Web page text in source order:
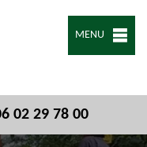
MENU
02 29 78 00